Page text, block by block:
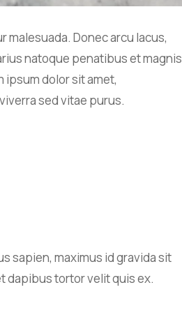
Donec arcu lacus,
natoque penatibus et magnis
dolor sit amet,
sed vitae purus.
sapien, maximus id gravida sit
dapibus tortor velit quis ex.